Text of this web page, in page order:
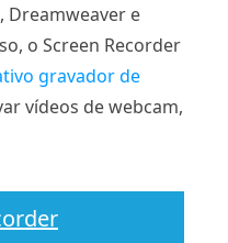
Dreamweaver e
o Screen Recorder
gravador de
vídeos de webcam,